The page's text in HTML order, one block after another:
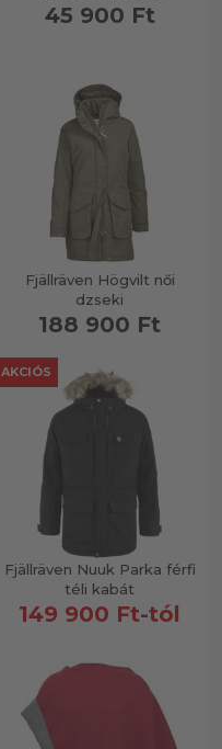
45 900 Ft
Fjällräven Högvilt női
dzseki
188 900 Ft
Fjällräven Nuuk Parka férfi
téli kabát
AKCIÓS
149 900 Ft-tól